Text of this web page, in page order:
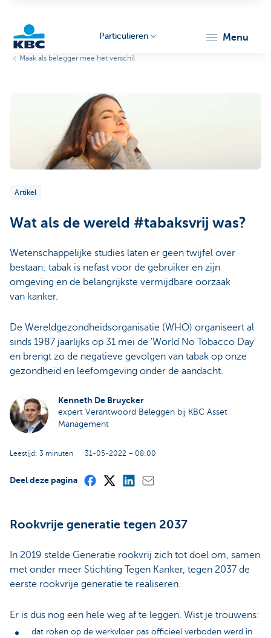
Particulieren menu
Maak als belegger mee het verschil
Artikel
Wat als de wereld #tabaksvrij was?
Wetenschappelijke studies laten er geen twijfel over
bestaan: tabak is nefast voor de gebruiker en zijn
omgeving en de belangrijkste vermijdbare oorzaak
van kanker.
De Wereldgezondheidsorganisatie (WHO) organiseert al
sinds 1987 jaarlijks op 31 mei de 'World No Tobacco Day'
en brengt zo de negatieve gevolgen van tabak op onze
gezondheid en leefomgeving onder de aandacht.
Kenneth De Bruycker
expert Verantwoord Beleggen bij KBC Asset
Management
Leestijd: 3 minuten 31-05-2022 – 08:00
Deel deze pagina
Rookvrije generatie tegen 2037
In 2019 stelde Generatie rookvrij zich tot doel om, samen
met onder meer Stichting Tegen Kanker, tegen 2037 de
eerste rookvrije generatie te realiseren.
Er is dus nog een hele weg af te leggen. Wist je trouwens:
dat roken op de werkvloer pas officieel verboden werd in